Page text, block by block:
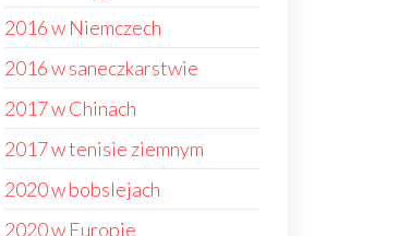
2016 w Niemczech
2016 w saneczkarstwie
2017 w Chinach
2017 w tenisie ziemnym
2020 w bobslejach
2020 w Europie